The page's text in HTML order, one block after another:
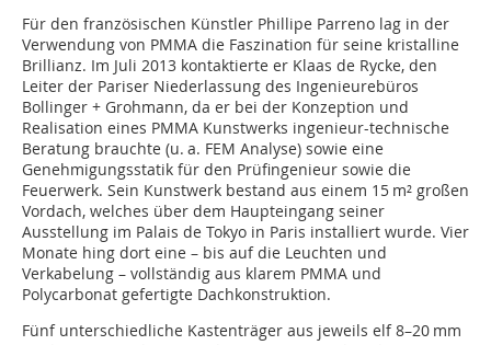
Für den französischen Künstler Phillipe Parreno lag in der
Verwendung von PMMA die Faszination für seine kristalline
Brillianz. Im Juli 2013 kontaktierte er Klaas de Rycke, den
Leiter der Pariser Nieder­lassung des Ingenieurebüros
Bollinger + Grohmann, da er bei der Konzeption und
Realisation eines PMMA Kunstwerks ingenieur-technische
Beratung brauchte (u. a. FEM Analyse) sowie eine
Genehmigungsstatik für den Prüfingenieur sowie die
Feuerwerk. Sein Kunstwerk bestand aus einem 15 m² großen
Vordach, welches über dem Haupteingang seiner
Ausstellung im Palais de Tokyo in Paris installiert wurde. Vier
Monate hing dort eine – bis auf die Leuchten und
Verkabelung – vollständig aus klarem PMMA und
Polycarbonat gefertigte Dachkonstruktion.
Fünf unterschiedliche Kastenträger aus jeweils elf 8–20 mm